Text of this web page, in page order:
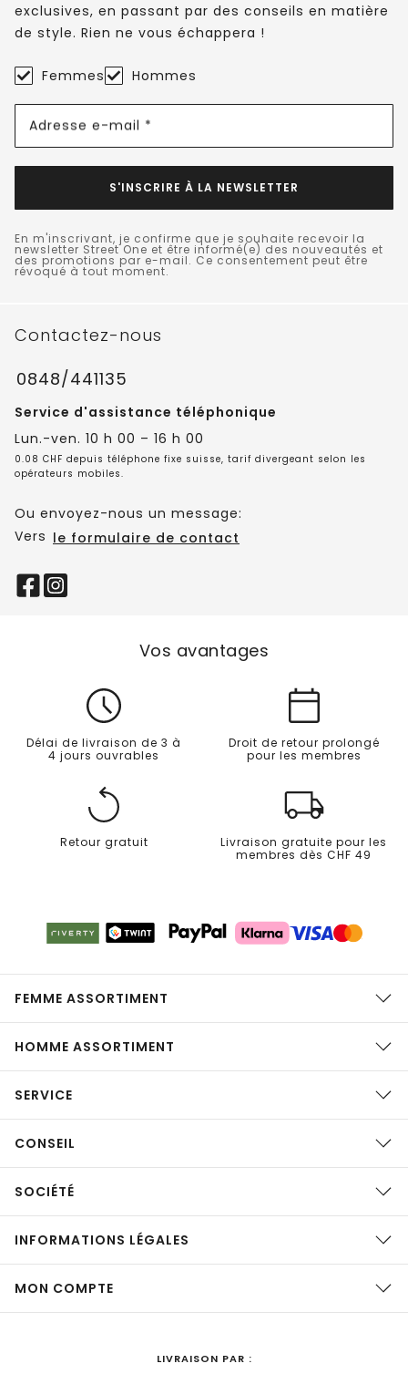
exclusives, en passant par des conseils en matière
de style. Rien ne vous échappera !
Femmes Hommes
Adresse e-mail *
S'INSCRIRE À LA NEWSLETTER
En m'inscrivant, je confirme que je souhaite recevoir la
newsletter Street One et être informé(e) des nouveautés et
des promotions par e-mail. Ce consentement peut être
révoqué à tout moment.
Contactez-nous
0848/441135
Service d'assistance téléphonique
Lun.-ven. 10 h 00 – 16 h 00
0.08 CHF depuis téléphone fixe suisse, tarif divergeant selon les
opérateurs mobiles.
Ou envoyez-nous un message:
Vers le formulaire de contact
Vos avantages
Délai de livraison de 3 à
4 jours ouvrables
Droit de retour prolongé
pour les membres
Retour gratuit
Livraison gratuite pour les
membres dès CHF 49
FEMME ASSORTIMENT
HOMME ASSORTIMENT
SERVICE
CONSEIL
SOCIÉTÉ
INFORMATIONS LÉGALES
MON COMPTE
LIVRAISON PAR :